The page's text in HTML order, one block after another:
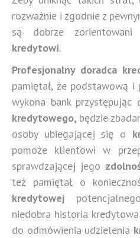
rozważnie i zgodnie z
są dobrze zorientowani
kredytowi.
Profesjonalny doradca
pamiętał, że podstawową i
wykona bank przystępując
kredytowego, będzie
osoby ubiegającej się o
pomoże klientowi w
sprawdzającej jego
też pamiętał o
kredytowej
niedobra historia
do odmówienia udzielenia